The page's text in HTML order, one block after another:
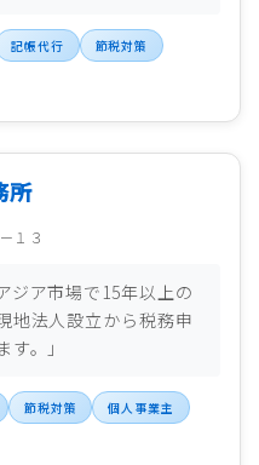
記帳代行 節税対策
所
１３
ジア市場で15年以上の
地法人設立から税務申
。」
節税対策 個人事業主